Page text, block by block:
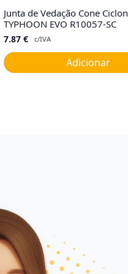
Junta de Vedação Cone Ciclon
TYPHOON EVO R10057-SC
7.87 € c/IVA
Adicionar